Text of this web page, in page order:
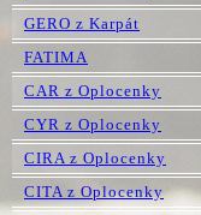
GERO z Karpát
FATIMA
CAR z Oplocenky
CYR z Oplocenky
CIRA z Oplocenky
CITA z Oplocenky